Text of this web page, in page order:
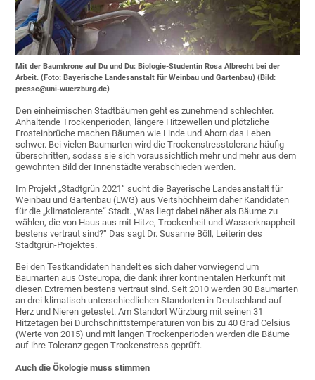
Mit der Baumkrone auf Du und Du: Biologie-Studentin Rosa Albrecht bei der
Arbeit. (Foto: Bayerische Landesanstalt für Weinbau und Gartenbau) (Bild:
presse@uni-wuerzburg.de)
Den einheimischen Stadtbäumen geht es zunehmend schlechter.
Anhaltende Trockenperioden, längere Hitzewellen und plötzliche
Frosteinbrüche machen Bäumen wie Linde und Ahorn das Leben
schwer. Bei vielen Baumarten wird die Trockenstresstoleranz häufig
überschritten, sodass sie sich voraussichtlich mehr und mehr aus dem
gewohnten Bild der Innenstädte verabschieden werden.
Im Projekt „Stadtgrün 2021“ sucht die Bayerische Landesanstalt für
Weinbau und Gartenbau (LWG) aus Veitshöchheim daher Kandidaten
für die „klimatolerante“ Stadt. „Was liegt dabei näher als Bäume zu
wählen, die von Haus aus mit Hitze, Trockenheit und Wasserknappheit
bestens vertraut sind?“ Das sagt Dr. Susanne Böll, Leiterin des
Stadtgrün-Projektes.
Bei den Testkandidaten handelt es sich daher vorwiegend um
Baumarten aus Osteuropa, die dank ihrer kontinentalen Herkunft mit
diesen Extremen bestens vertraut sind. Seit 2010 werden 30 Baumarten
an drei klimatisch unterschiedlichen Standorten in Deutschland auf
Herz und Nieren getestet. Am Standort Würzburg mit seinen 31
Hitzetagen bei Durchschnittstemperaturen von bis zu 40 Grad Celsius
(Werte von 2015) und mit langen Trockenperioden werden die Bäume
auf ihre Toleranz gegen Trockenstress geprüft.
Auch die Ökologie muss stimmen